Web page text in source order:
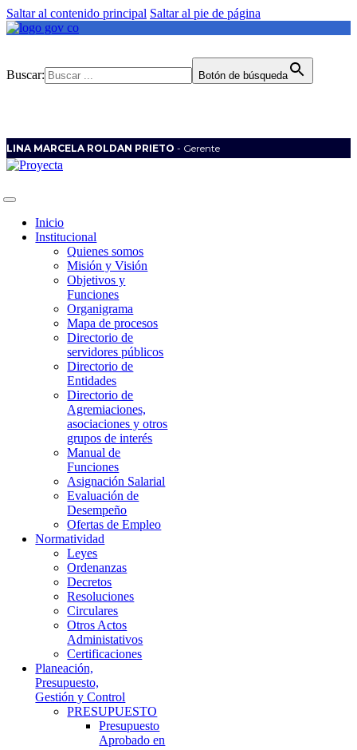
Saltar al contenido principal Saltar al pie de página
Buscar: Botón de búsqueda
LINA MARCELA ROLDAN PRIETO - Gerente
Inicio
Institucional
Quienes somos
Misión y Visión
Objetivos y
Funciones
Organigrama
Mapa de procesos
Directorio de
servidores públicos
Directorio de
Entidades
Directorio de
Agremiaciones,
asociaciones y otros
grupos de interés
Manual de
Funciones
Asignación Salarial
Evaluación de
Desempeño
Ofertas de Empleo
Normatividad
Leyes
Ordenanzas
Decretos
Resoluciones
Circulares
Otros Actos
Administativos
Certificaciones
Planeación,
Presupuesto,
Gestión y Control
PRESUPUESTO
Presupuesto
Aprobado en